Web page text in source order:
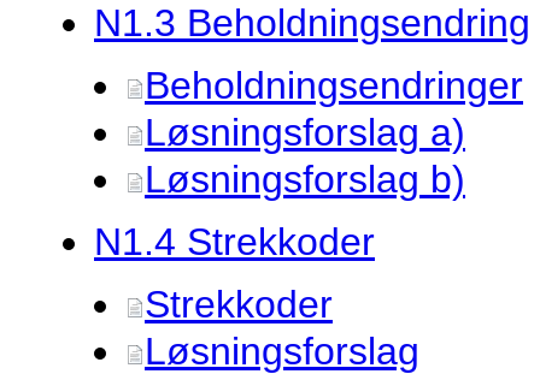
N1.3 Beholdningsendring
Beholdningsendringer
Løsningsforslag a)
Løsningsforslag b)
N1.4 Strekkoder
Strekkoder
Løsningsforslag